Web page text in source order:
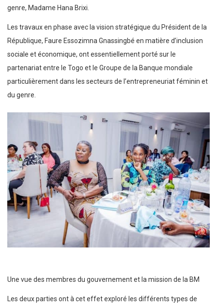
genre, Madame Hana Brixi.
Les travaux en phase avec la vision stratégique du Président de la
République, Faure Essozimna Gnassingbé en matière d’inclusion
sociale et économique, ont essentiellement porté sur le
partenariat entre le Togo et le Groupe de la Banque mondiale
particulièrement dans les secteurs de l’entrepreneuriat féminin et
du genre.
Une vue des membres du gouvernement et la mission de la BM
Les deux parties ont à cet effet exploré les différents types de